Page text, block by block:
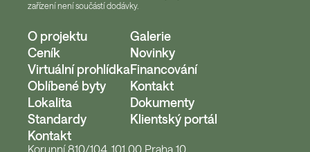
zařízení není součástí dodávky.
O projektu
Ceník
Virtuální prohlídka
Oblíbené byty
Lokalita
Standardy
Galerie
Novinky
Financování
Kontakt
Dokumenty
Klientský portál
Kontakt
Korunní 810/104, 101 00 Praha 10